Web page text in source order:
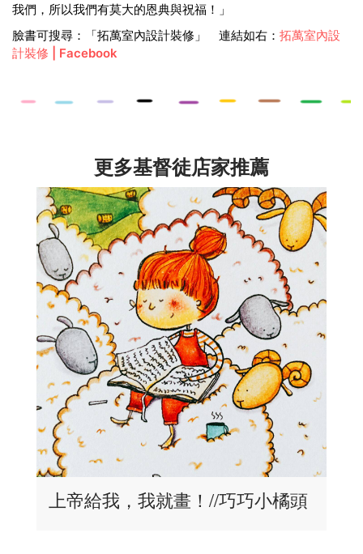
我們，所以我們有莫大的恩典與祝福！」
臉書可搜尋：「拓萬室內設計裝修」 連結如右： 拓萬室內設
計裝修 | Facebook
更多基督徒店家推薦
上帝給我，我就畫！//巧巧小橘頭